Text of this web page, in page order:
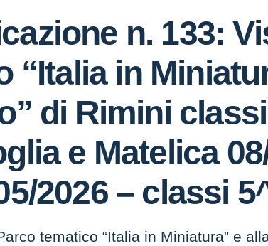
n. 133:
“Italia in
di Rimini
e Matelica
2026 – classi
tematico “Italia in Miniatura” e